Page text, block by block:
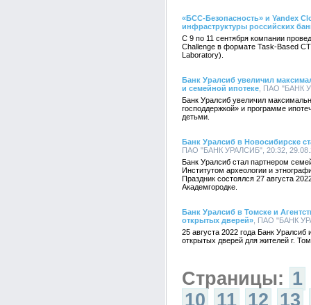
«БСС-Безопасность» и Yandex
инфраструктуры российских
С 9 по 11 сентября компании
Challenge в формате Task-Based
Laboratory).
Банк Уралсиб увеличил
и семейной ипотеке , ПАО "БАНК
Банк Уралсиб увеличил
господдержкой» и программе
детьми.
Банк Уралсиб в Новосибирске
ПАО "БАНК УРАЛСИБ", 20:32,
Банк Уралсиб стал партнером
Институтом археологии и
Праздник состоялся 27 августа
Академгородке.
Банк Уралсиб в Томске и
открытых дверей» , ПАО "БАНК
25 августа 2022 года Банк
открытых дверей для жителей г.
Страницы: 1
10 11 12 13